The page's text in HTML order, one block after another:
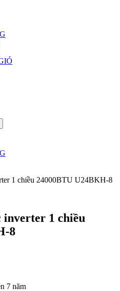
1 chiều 24000BTU U24BKH-8
inverter 1 chiều
8
7 năm